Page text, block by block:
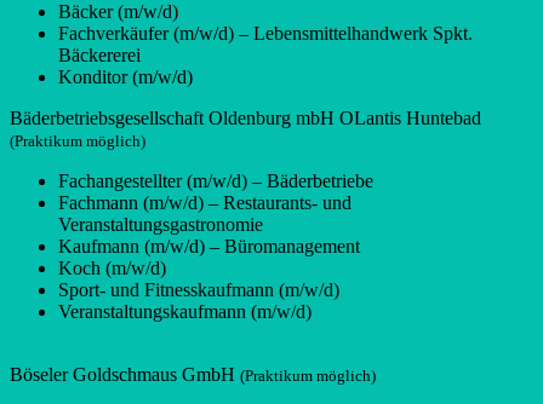
Bäcker (m/w/d)
Fachverkäufer (m/w/d) – Lebensmittelhandwerk Spkt.
Bäckererei
Konditor (m/w/d)
Bäderbetriebsgesellschaft Oldenburg mbH OLantis Huntebad
(Praktikum möglich)
Fachangestellter (m/w/d) – Bäderbetriebe
Fachmann (m/w/d) – Restaurants- und
Veranstaltungsgastronomie
Kaufmann (m/w/d) – Büromanagement
Koch (m/w/d)
Sport- und Fitnesskaufmann (m/w/d)
Veranstaltungskaufmann (m/w/d)
Böseler Goldschmaus GmbH (Praktikum möglich)